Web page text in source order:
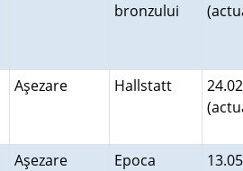
bronzului
Aşezare Hallstatt
Aşezare
Epoca